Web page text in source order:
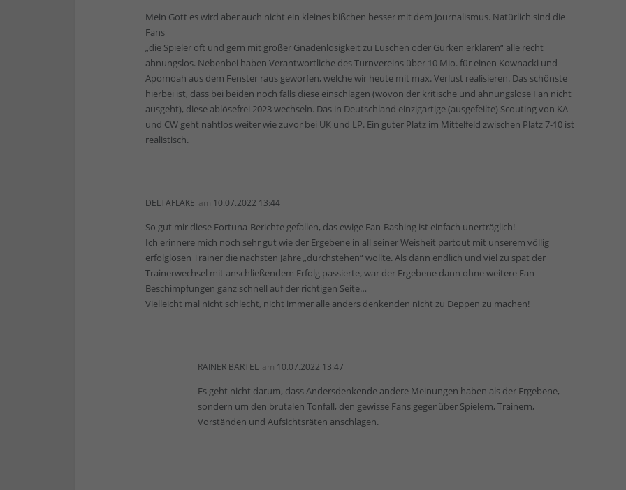
Mein Gott es wird aber auch nicht ein kleines bißchen besser mit dem Journalismus. Natürlich sind die
Fans
„die Spieler oft und gern mit großer Gnadenlosigkeit zu Luschen oder Gurken erklären“ alle recht
ahnungslos. Nebenbei haben Verantwortliche des Turnvereins über 10 Mio. für einen Kownacki und
Apomoah aus dem Fenster raus geworfen, welche wir heute mit max. Verlust realisieren. Das schönste
hierbei ist, dass bei beiden noch falls diese einschlagen (wovon der kritische und ahnungslose Fan nicht
ausgeht), diese ablösefrei 2023 wechseln. Das in Deutschland einzigartige (ausgefeilte) Scouting von KA
und CW geht nahtlos weiter wie zuvor bei UK und LP. Ein guter Platz im Mittelfeld zwischen Platz 7-10 ist
realistisch.
DELTAFLAKE am 10.07.2022 13:44
So gut mir diese Fortuna-Berichte gefallen, das ewige Fan-Bashing ist einfach unerträglich!
Ich erinnere mich noch sehr gut wie der Ergebene in all seiner Weisheit partout mit unserem völlig
erfolglosen Trainer die nächsten Jahre „durchstehen“ wollte. Als dann endlich und viel zu spät der
Trainerwechsel mit anschließendem Erfolg passierte, war der Ergebene dann ohne weitere Fan-
Beschimpfungen ganz schnell auf der richtigen Seite…
Vielleicht mal nicht schlecht, nicht immer alle anders denkenden nicht zu Deppen zu machen!
RAINER BARTEL am 10.07.2022 13:47
Es geht nicht darum, dass Andersdenkende andere Meinungen haben als der Ergebene,
sondern um den brutalen Tonfall, den gewisse Fans gegenüber Spielern, Trainern,
Vorständen und Aufsichtsräten anschlagen.